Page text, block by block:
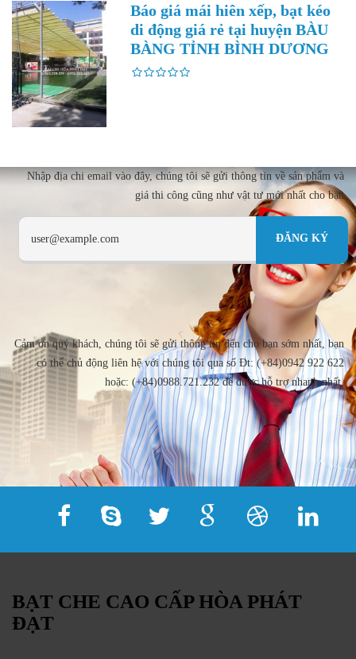
Báo giá mái hiên xếp, bạt kéo
di động giá rẻ tại huyện BÀU
BÀNG TỈNH BÌNH DƯƠNG
Nhập địa chi email vào đây, chúng tôi sẽ gửi thông tin về sản phẩm và
giá thi công cũng như vật tư mới nhất cho bạn
Cảm ơn quý khách, chúng tôi sẽ gửi thông tin đến cho bạn sớm nhất, bạn
có thể chủ động liên hệ với chúng tôi qua số Đt: (+84)0942 922 622
hoặc: (+84)0988.721.232 để được hỗ trợ nhanh nhất.
BẠT CHE CAO CẤP HÒA PHÁT
ĐẠT